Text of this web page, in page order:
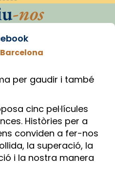
-nos
per gaudir i també
cinc pel·lícules
Històries per a
conviden a fer-nos
la superació, la
i la nostra manera